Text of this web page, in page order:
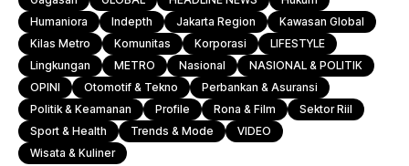
Humaniora
Indepth Jakarta Region
Kawasan Global
Kilas Metro
Komunitas Korporasi
LIFESTYLE
Lingkungan
METRO Nasional
NASIONAL & POLITIK
OPINI
Otomotif & Tekno
Perbankan & Asuransi
Politik & Keamanan
Profile Rona & Film
Sektor Riil
Sport & Health
Trends & Mode
VIDEO
Wisata & Kuliner